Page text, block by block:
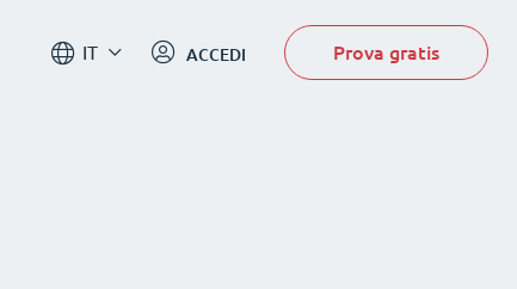
IT ACCEDI Prova gratis